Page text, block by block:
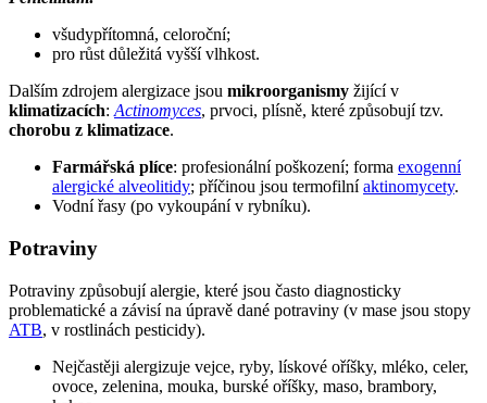
všudypřítomná, celoroční;
pro růst důležitá vyšší vlhkost.
Dalším zdrojem alergizace jsou mikroorganismy žijící v
klimatizacích: Actinomyces, prvoci, plísně, které způsobují tzv.
chorobu z klimatizace.
Farmářská plíce: profesionální poškození; forma exogenní
alergické alveolitidy; příčinou jsou termofilníaktinomycety.
Vodní řasy (po vykoupání v rybníku).
Potraviny
Potraviny způsobují alergie, které jsou často diagnosticky
problematické a závisí na úpravě dané potraviny (v mase jsou stopy
ATB, v rostlinách pesticidy).
Nejčastěji alergizuje vejce, ryby, lískové oříšky, mléko, celer,
ovoce, zelenina, mouka, burské oříšky, maso, brambory,